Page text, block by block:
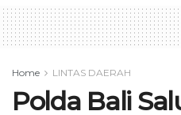
Home LINTAS DAERAH
Polda Bali